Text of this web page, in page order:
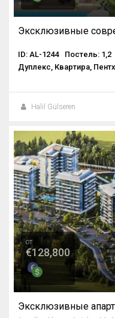
ID: AL-1244 Постель: 1,2
Дуплекс, Квартира,
Halil Gülseren
от
€128,800